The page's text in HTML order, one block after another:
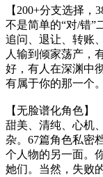
【200+分支选择，
不是简单的“对/错
追问、退让、转账
人输到倾家荡产，
好，有人在深渊中
有属于你的那一个。
【无脸谱化角色】
甜美、清纯、心机
杂。67篇角色私密
个人物的另一面。
她们。当然，失败